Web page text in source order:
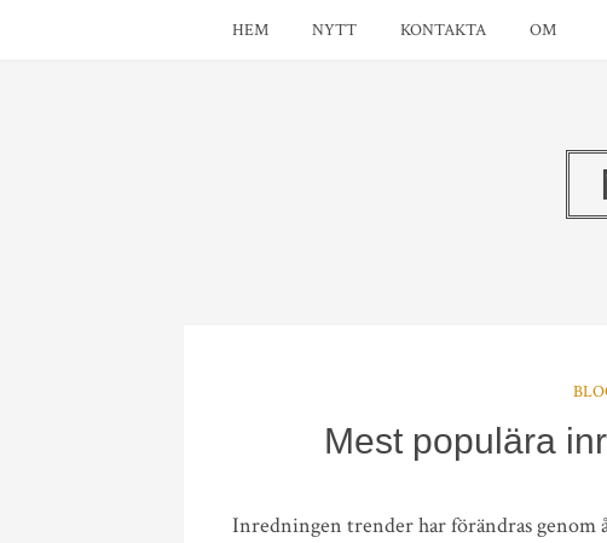
HEM NYTT KONTAKTA OM
Mest populära
Inredningen trender har förändras genom